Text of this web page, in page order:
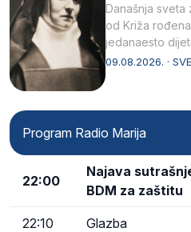
Današnja
od Križa
jedanaesto
listopada 1891,
09.08.2026. ·
Program Radio Marija
22:00
Najava
BDM za zaštitu
22:10 Glazba